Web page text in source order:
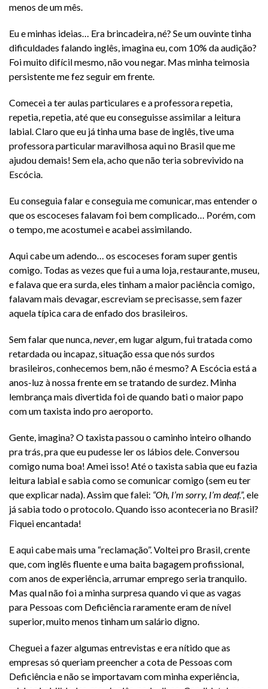
menos de um mês.
Eu e minhas ideias… Era brincadeira, né? Se um ouvinte tinha
dificuldades falando inglês, imagina eu, com 10% da audição?
Foi muito difícil mesmo, não vou negar. Mas minha teimosia
persistente me fez seguir em frente.
Comecei a ter aulas particulares e a professora repetia,
repetia, repetia, até que eu conseguisse assimilar a leitura
labial. Claro que eu já tinha uma base de inglês, tive uma
professora particular maravilhosa aqui no Brasil que me
ajudou demais! Sem ela, acho que não teria sobrevivido na
Escócia.
Eu conseguia falar e conseguia me comunicar, mas entender o
que os escoceses falavam foi bem complicado… Porém, com
o tempo, me acostumei e acabei assimilando.
Aqui cabe um adendo… os escoceses foram super gentis
comigo. Todas as vezes que fui a uma loja, restaurante, museu,
e falava que era surda, eles tinham a maior paciência comigo,
falavam mais devagar, escreviam se precisasse, sem fazer
aquela típica cara de enfado dos brasileiros.
Sem falar que nunca,never, em lugar algum, fui tratada como
retardada ou incapaz, situação essa que nós surdos
brasileiros, conhecemos bem, não é mesmo? A Escócia está a
anos-luz à nossa frente em se tratando de surdez. Minha
lembrança mais divertida foi de quando bati o maior papo
com um taxista indo pro aeroporto.
Gente, imagina? O taxista passou o caminho inteiro olhando
pra trás, pra que eu pudesse ler os lábios dele. Conversou
comigo numa boa! Amei isso! Até o taxista sabia que eu fazia
leitura labial e sabia como se comunicar comigo (sem eu ter
que explicar nada). Assim que falei: “Oh, I’m sorry, I’m deaf.”,ele
já sabia todo o protocolo. Quando isso aconteceria no Brasil?
Fiquei encantada!
E aqui cabe mais uma “reclamação”. Voltei pro Brasil, crente
que, com inglês fluente e uma baita bagagem profissional,
com anos de experiência, arrumar emprego seria tranquilo.
Mas qual não foi a minha surpresa quando vi que as vagas
para Pessoas com Deficiência raramente eram de nível
superior, muito menos tinham um salário digno.
Cheguei a fazer algumas entrevistas e era nítido que as
empresas só queriam preencher a cota de Pessoas com
Deficiência e não se importavam com minha experiência,